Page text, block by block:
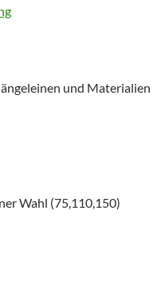
und Materialien
Wahl (75,110,150)